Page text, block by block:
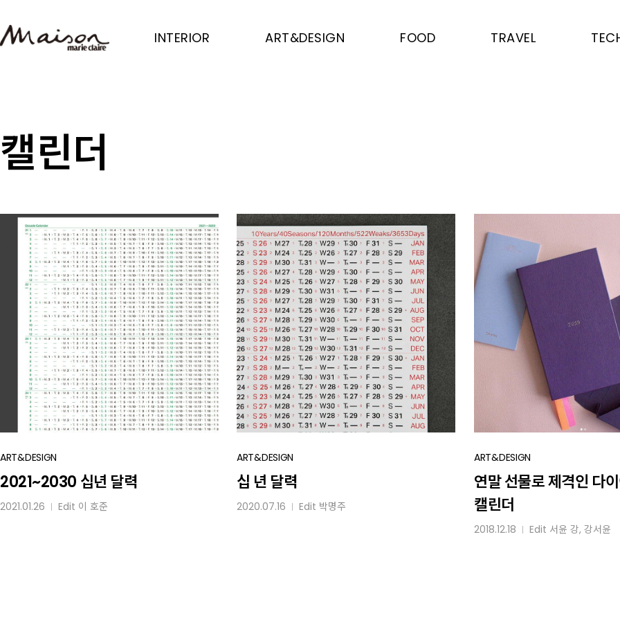
to
main
INTERIOR ART&DESIGN FOOD TRAVEL
캘린더
2021~2030
십년
ART&DESIGN
2021~2030 십년 달력
2021.01.26 Edit 이 호준
십
년
ART&DESIGN
십 년 달력
2020.07.16 Edit 박명주
연말
선물로
제격인
다이어리
&
ART&DESIGN
연말 선물로 제격인 다
캘린더
2018.12.18 Edit 서윤 강, 강서윤